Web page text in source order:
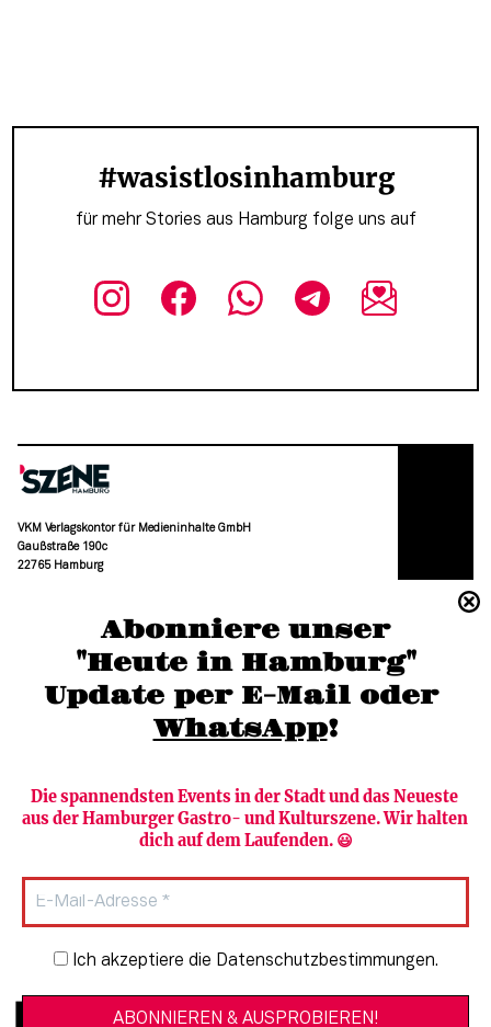
Abonniere unser
"Heute in Hamburg"
Update per E-Mail oder
WhatsApp!
Die spannendsten Events in der Stadt und das Neueste
aus der Hamburger Gastro- und Kulturszene. Wir halten
dich auf dem Laufenden. 😃
Newsletter-Anmeldung
Ich akzeptiere die Datenschutzbestimmungen.
#wasistlosinhamburg
für mehr Stories aus Hamburg folge uns auf
VKM Verlagskontor für Medieninhalte GmbH
Gaußstraße 190c
22765 Hamburg
moc.grubmah-enezs@ofni
Newsletter abonnieren
HAMBURG PUR
Verlag